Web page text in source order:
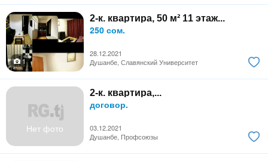
2-к. квартира, 50 м² 11 этаж...
250 сом.
28.12.2021
1
Душанбе, Славянский Университет
Нет фото
2-к. квартира,...
договор.
03.12.2021
Душанбе, Профсоюзы